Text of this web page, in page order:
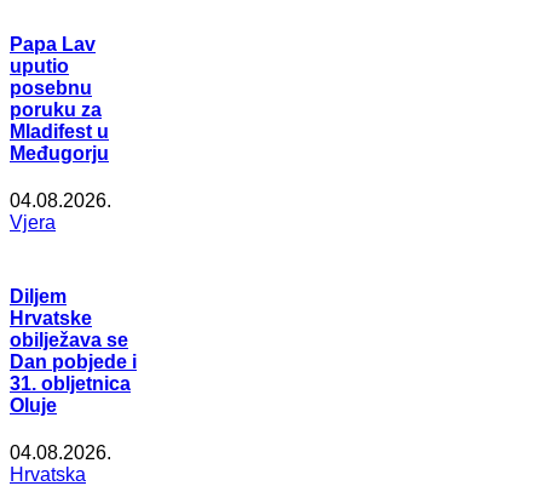
Papa Lav
uputio
posebnu
poruku za
Mladifest u
Međugorju
04.08.2026.
Vjera
Diljem
Hrvatske
obilježava se
Dan pobjede i
31. obljetnica
Oluje
04.08.2026.
Hrvatska